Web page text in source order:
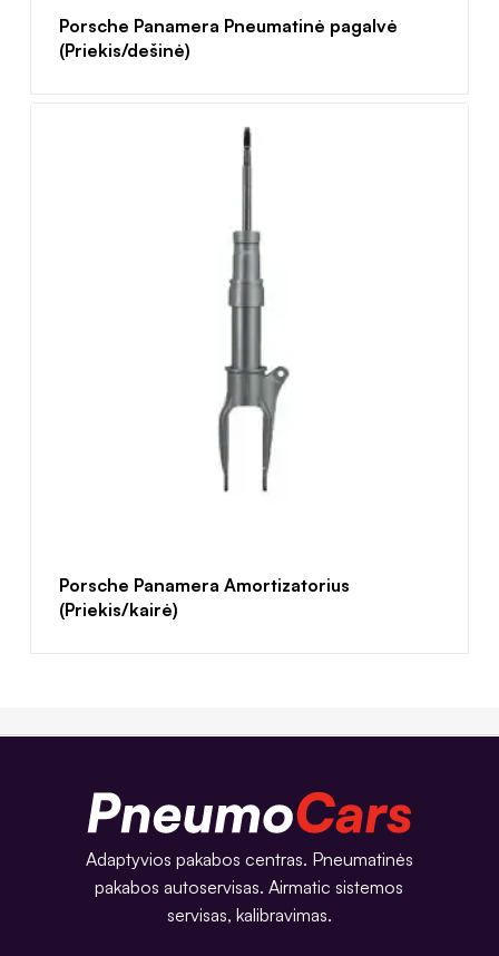
Porsche Panamera Pneumatinė pagalvė
(Priekis/dešinė)
Porsche Panamera Amortizatorius
(Priekis/kairė)
Adaptyvios pakabos centras. Pneumatinės
pakabos autoservisas. Airmatic sistemos
servisas, kalibravimas.